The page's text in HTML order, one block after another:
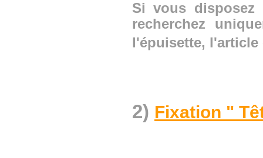
Si vous
recherchez
l'épuisette,
2) Fixation "